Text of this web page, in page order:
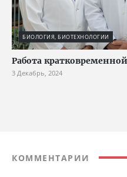
БИОЛОГИЯ, БИОТЕХНОЛОГИИ
Работа
3 Декабрь, 2024
КОММЕНТАРИИ